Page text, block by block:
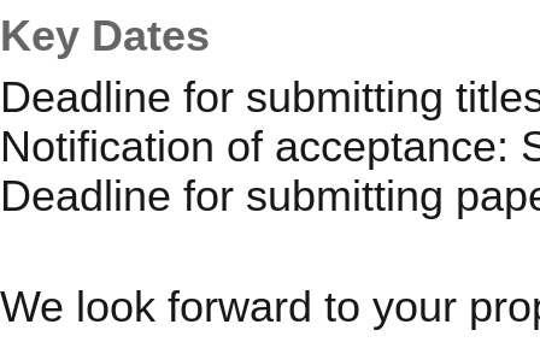
Key Dates
Deadline for submitting
Notification of acceptance:
Deadline for submitting
We look forward to your